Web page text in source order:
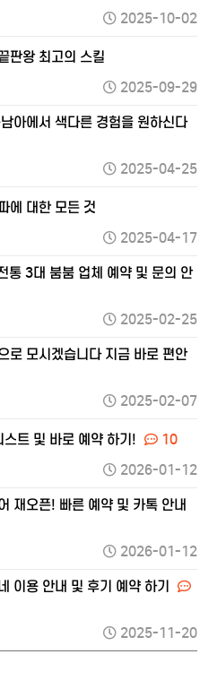
2025-10-02
판왕 최고의 스킬
2025-09-29
아에서 색다른 경험을 원하신다
2025-04-25
에 대한 모든 것
2025-04-17
통 3대 붐붐 업체 예약 및 문의 안
2025-02-25
로 모시겠습니다 지금 바로 편안
2025-02-07
트 및 바로 예약 하기!
10
2026-01-12
재오픈! 빠른 예약 및 카톡 안내
2026-01-12
이용 안내 및 후기 예약 하기
2025-11-20